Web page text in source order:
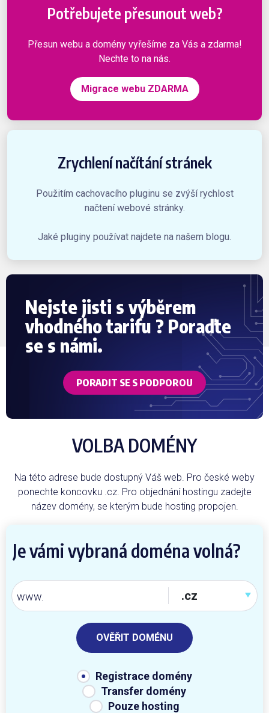
Potřebujete přesunout web?
Přesun webu a domény vyřešíme za Vás a zdarma!
Nechte to na nás.
Migrace webu ZDARMA
Zrychlení načítání stránek
Použitím cachovacího pluginu se zvýší rychlost
načtení webové stránky.
Jaké pluginy používat najdete na našem blogu.
Nejste jisti s výběrem
vhodného tarifu ? Poraďte
se s námi.
PORADIT SE S PODPOROU
VOLBA DOMÉNY
Na této adrese bude dostupný Váš web. Pro české weby
ponechte koncovku .cz. Pro objednání hostingu zadejte
název domény, se kterým bude hosting propojen.
Je vámi vybraná doména volná?
OVĚŘIT DOMÉNU
Registrace domény
Transfer domény
Pouze hosting